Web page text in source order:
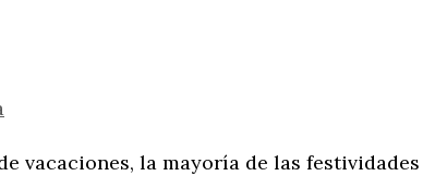
vacaciones, la mayoría de las festividades